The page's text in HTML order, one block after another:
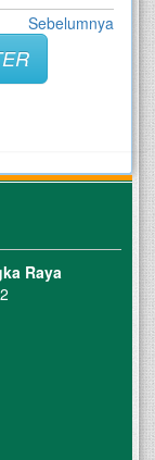
Sebelumnya
Raya